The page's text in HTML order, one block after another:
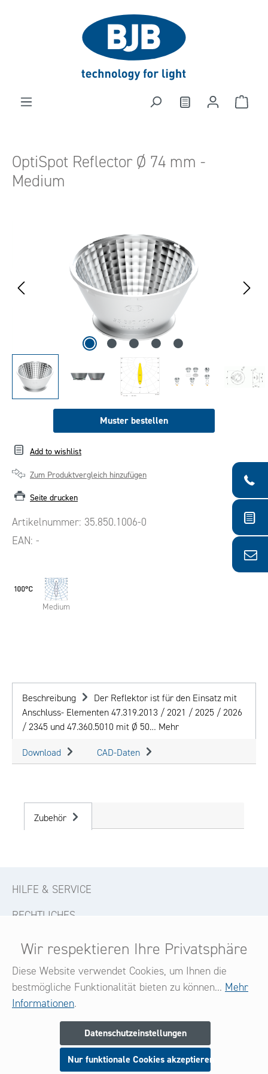
OptiSpot Reflector Ø 74 mm -
Medium
Muster bestellen
Add to wishlist
Zum Produktvergleich hinzufügen
Seite drucken
Artikelnummer: 35.850.1006-0
EAN: -
Medium
Beschreibung
Der Reflektor ist für den Einsatz mit
Anschluss- Elementen 47.319.2013 / 2021 / 2025 / 2026
/ 2345 und 47.360.5010 mit Ø 50… Mehr
Download CAD-Daten
Zubehör
HILFE & SERVICE
RECHTLICHES
KONTAKT
FOLGE UNS
Melden Sie sich jetzt zu unserem Newsletter an
und seien Sie stets über neue Produkte und Angebote
Wir respektieren Ihre Privatsphäre
Diese Website verwendet Cookies, um Ihnen die
bestmögliche Funktionalität bieten zu können... Mehr
Informationen.
Datenschutzeinstellungen
Nur funktionale Cookies akzeptieren